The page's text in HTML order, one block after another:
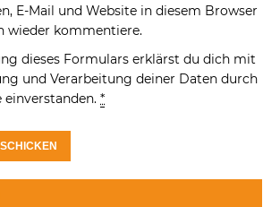
E-Mail und Website in diesem Browser
wieder kommentiere.
dieses Formulars erklärst du dich mit
und Verarbeitung deiner Daten durch
einverstanden. *